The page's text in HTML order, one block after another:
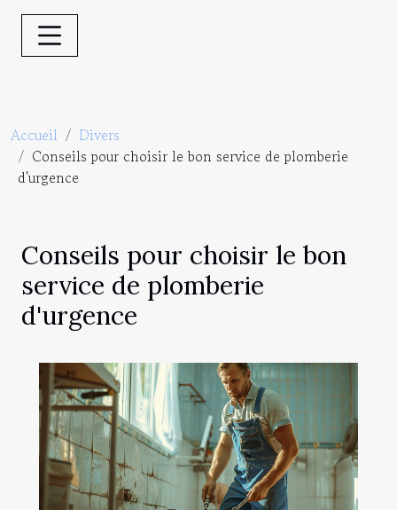
Accueil
Divers
Conseils pour choisir le bon service de plomberie
d'urgence
Conseils pour choisir le bon
service de plomberie
d'urgence